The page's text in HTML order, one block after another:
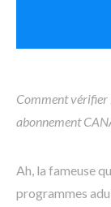
Comment vérifier
abonnement
Ah, la fameuse
programmes